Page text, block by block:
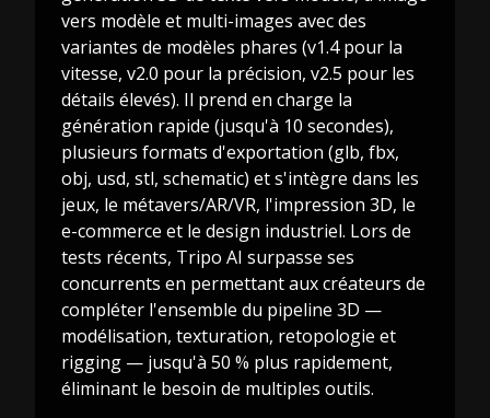
vers modèle et multi-images avec des
variantes de modèles phares (v1.4 pour la
vitesse, v2.0 pour la précision, v2.5 pour les
détails élevés). Il prend en charge la
génération rapide (jusqu'à 10 secondes),
plusieurs formats d'exportation (glb, fbx,
obj, usd, stl, schematic) et s'intègre dans les
jeux, le métavers/AR/VR, l'impression 3D, le
e-commerce et le design industriel. Lors de
tests récents, Tripo AI surpasse ses
concurrents en permettant aux créateurs de
compléter l'ensemble du pipeline 3D —
modélisation, texturation, retopologie et
rigging — jusqu'à 50 % plus rapidement,
éliminant le besoin de multiples outils.